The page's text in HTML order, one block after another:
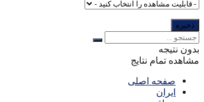
بدون نتیجه
مشاهده تمام نتایج
صفحه اصلی
ایران